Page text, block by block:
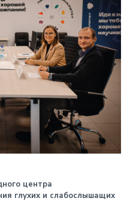
центра
глухих и слабослышащих